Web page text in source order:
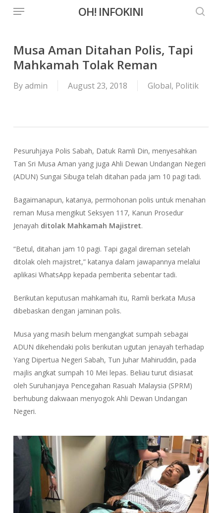
content
OH! INFOKINI
Menu
Musa Aman Ditahan Polis, Tapi
Mahkamah Tolak Reman
Byadmin August 23, 2018 Global, Politik
Pesuruhjaya Polis Sabah, Datuk Ramli Din, menyesahkan
Tan Sri Musa Aman yang juga Ahli Dewan Undangan Negeri
(ADUN) Sungai Sibuga telah ditahan pada jam 10 pagi tadi.
Bagaimanapun, katanya, permohonan polis untuk menahan
reman Musa mengikut Seksyen 117, Kanun Prosedur
Jenayah ditolak Mahkamah Majistret.
“Betul, ditahan jam 10 pagi. Tapi gagal direman setelah
ditolak oleh majistret,” katanya dalam jawapannya melalui
aplikasi WhatsApp kepada pemberita sebentar tadi.
Berikutan keputusan mahkamah itu, Ramli berkata Musa
dibebaskan dengan jaminan polis.
Musa yang masih belum mengangkat sumpah sebagai
ADUN dikehendaki polis berikutan ugutan jenayah terhadap
Yang Dipertua Negeri Sabah, Tun Juhar Mahiruddin, pada
majlis angkat sumpah 10 Mei lepas. Beliau turut disiasat
oleh Suruhanjaya Pencegahan Rasuah Malaysia (SPRM)
berhubung dakwaan menyogok Ahli Dewan Undangan
Negeri.